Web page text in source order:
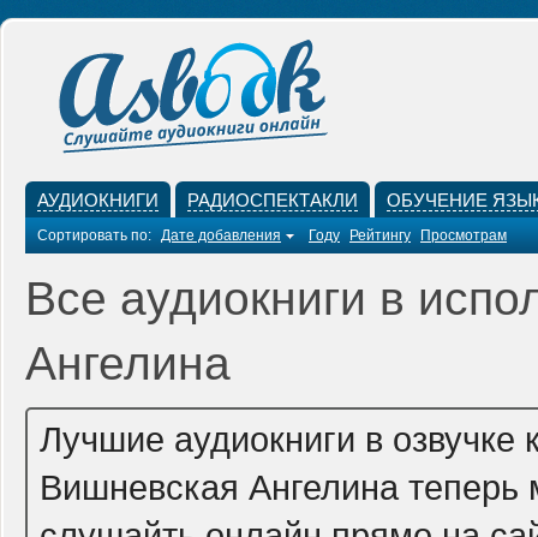
АУДИОКНИГИ РАДИОСПЕКТАКЛИ ОБУЧЕНИЕ
Сортировать по: Дате добавления Году Рейтингу Просмотрам
Все аудиокниги в
Ангелина
Лучшие аудиокниги в озвучке
Вишневская Ангелина теперь